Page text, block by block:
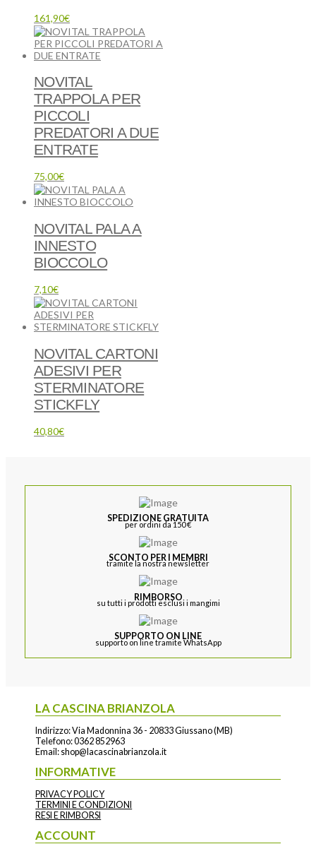
161,90€
NOVITAL
TRAPPOLA PER
PICCOLI
PREDATORI A DUE
ENTRATE
75,00€
NOVITAL PALA A
INNESTO
BIOCCOLO
7,10€
NOVITAL CARTONI
ADESIVI PER
STERMINATORE
STICKFLY
40,80€
SPEDIZIONE GRATUITA
per ordini da 150 €
SCONTO PER I MEMBRI
tramite la nostra newsletter
RIMBORSO
su tutti i prodotti esclusi i mangimi
SUPPORTO ON LINE
supporto on line tramite WhatsApp
LA CASCINA BRIANZOLA
Indirizzo: Via Madonnina 36 - 20833 Giussano (MB)
Telefono:0362 852963
Email: shop@lacascinabrianzola.it
INFORMATIVE
PRIVACY POLICY
TERMINI E CONDIZIONI
RESI E RIMBORSI
ACCOUNT